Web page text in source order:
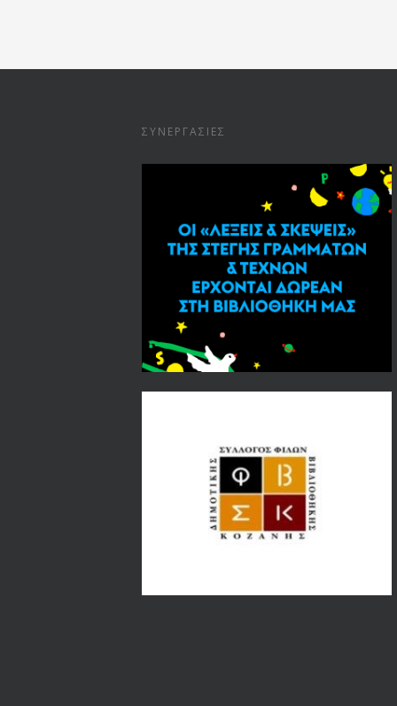
ΣΥΝΕΡΓΑΣΊΕΣ